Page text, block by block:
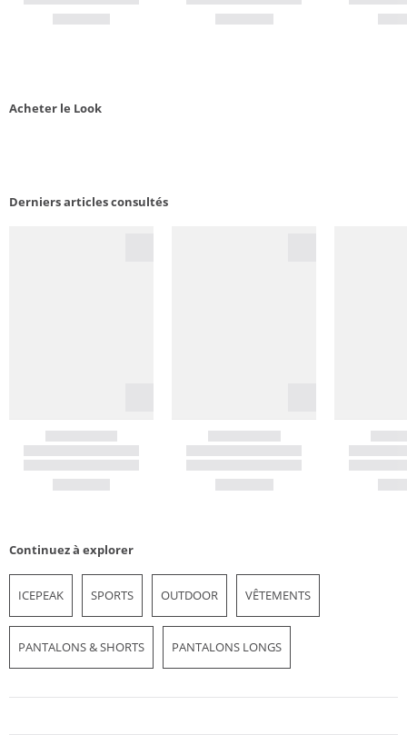
Acheter le Look
Derniers articles consultés
Continuez à explorer
ICEPEAK SPORTS OUTDOOR VÊTEMENTS
PANTALONS & SHORTS PANTALONS LONGS